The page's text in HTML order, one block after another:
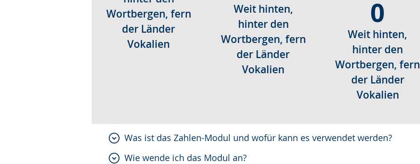
Wortbergen, fern
der Länder
Vokalien
Weit hinten,
hinter den
Wortbergen, fern
der Länder
Vokalien
0
Weit hinten,
hinter den
Wortbergen, fern
der Länder
Vokalien
Was ist das Zahlen-Modul und wofür kann es verwendet werden?
Wie wende ich das Modul an?